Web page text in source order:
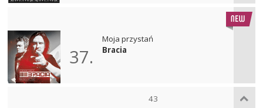
37.
Moja przystań
Bracia
43